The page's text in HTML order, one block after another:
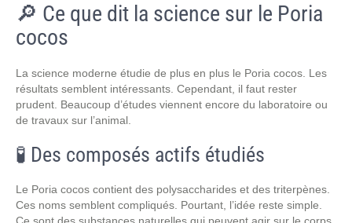
🔎 Ce que dit la science sur le Poria
cocos
La science moderne étudie de plus en plus le Poria cocos. Les
résultats semblent intéressants. Cependant, il faut rester
prudent. Beaucoup d’études viennent encore du laboratoire ou
de travaux sur l’animal.
🧪 Des composés actifs étudiés
Le Poria cocos contient des polysaccharides et des triterpènes.
Ces noms semblent compliqués. Pourtant, l’idée reste simple.